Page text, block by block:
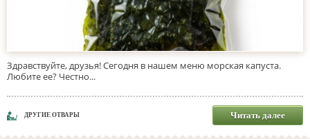
Здравствуйте, друзья! Сегодня в нашем меню морская капуста.
Любите ее? Честно...
ДРУГИЕ ОТВАРЫ Читать далее